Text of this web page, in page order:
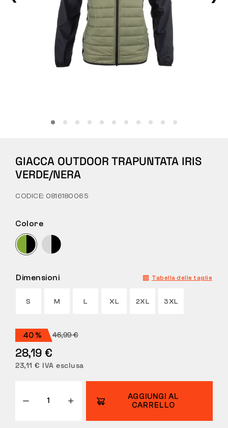
Calzature casual
Tattiche
CHI SIAMO
NEGOZIO CON BISTROT
CONTATTI
RESI
GIACCA OUTDOOR TRAPUNTATA IRIS
VERDE/NERA
CODICE: 0816180065
Colore
Dimensioni Tabella delle taglie
S M L XL 2XL 3XL
40 % 46,99 €
28,19 €
23,11 € IVA esclusa
AGGIUNGI AL
CARRELLO